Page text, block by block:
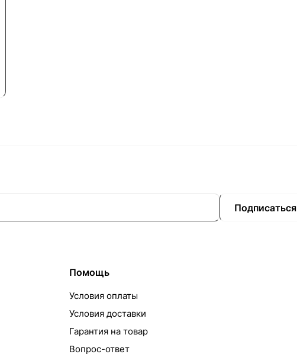
Подписаться
Помощь
Условия оплаты
Условия доставки
Гарантия на товар
Вопрос-ответ